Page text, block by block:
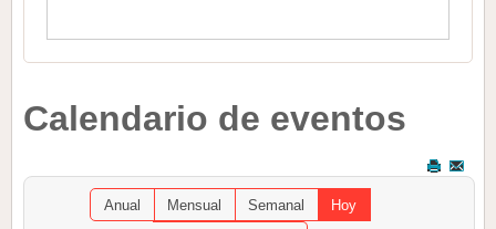
Calendario de eventos
Anual Mensual Semanal
Hoy